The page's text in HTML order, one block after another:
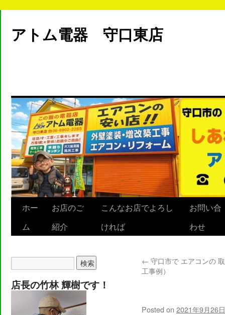
アトム電器 守口東店
Skip
ホー
ム
お店のご
紹介
こんなお店でよろし
ければ
お問い合
わせ
← 守口市で エアコンの
工事例）
Posted on 2021年9月26日
店長の竹林 輝樹です！